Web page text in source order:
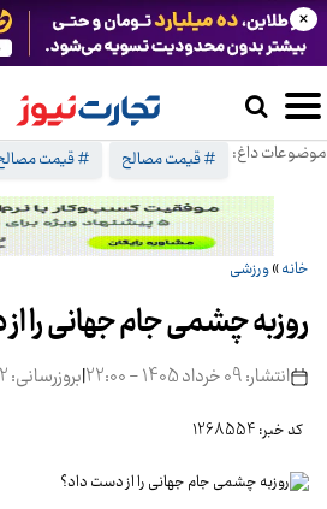
موضوعات داغ: # قیمت مصالح # قیمت
×
خانه»ورزشی
روزبه چشمی جام جهانی را
انتشار: 09 خرداد 1405 - 22:00 |بروزرسانی: 2 ماه پیش
کد خبر: 1268554